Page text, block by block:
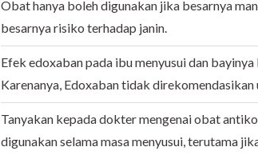
Obat hanya boleh digunakan jika besarnya
besarnya risiko terhadap janin.
Efek edoxaban pada ibu menyusui dan
Karenanya, Edoxaban tidak direkomendasikan
Tanyakan kepada dokter mengenai obat
digunakan selama masa menyusui, terutama